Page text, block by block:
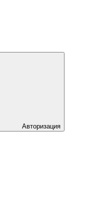
Авторизация